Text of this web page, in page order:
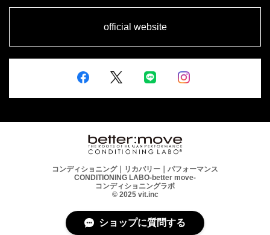
official website
コンディショニング｜リカバリー｜パフォーマンス
CONDITIONING LABO-better move-
コンディショニングラボ
© 2025 vit.inc
ショップに質問する